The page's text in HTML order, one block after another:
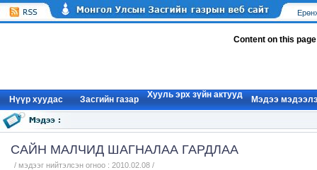
Content on this
Нүүр xуудас Засгийн газар Хууль эрх зүйн актууд Мэдээ
САЙН МАЛЧИД ШАГНАЛАА ГАРДЛАА
/ мэдээг нийтэлсэн огноо : 2010.02.08 /